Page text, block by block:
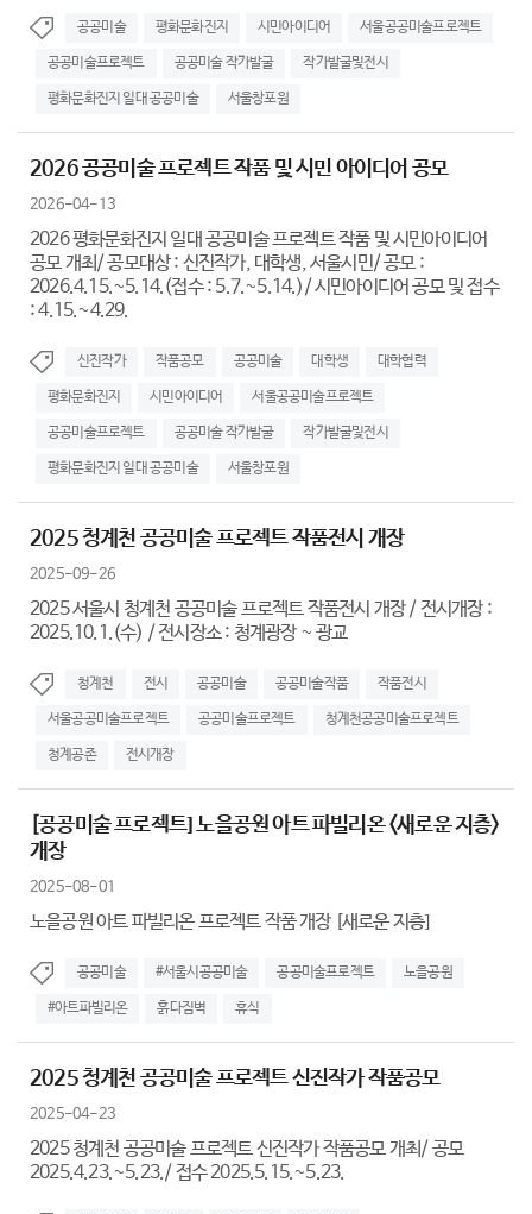
공공미술 평화문화진지 시민아이디어 서울공공미술프로젝트
공공미술프로젝트 공공미술 작가발굴 작가발굴및전시
평화문화진지 일대 공공미술 서울창포원
2026 공공미술 프로젝트 작품 및 시민 아이디어 공모
2026-04-13
2026 평화문화진지 일대 공공미술 프로젝트 작품 및 시민아이디어
공모 개최/ 공모대상 : 신진작가, 대학생, 서울시민/ 공모 :
2026.4.15.~5.14.(접수 : 5.7.~5.14.)/ 시민아이디어 공모 및 접수
: 4.15.~4.29.
신진작가 작품공모 공공미술 대학생 대학협력
평화문화진지 시민아이디어 서울공공미술프로젝트
공공미술프로젝트 공공미술 작가발굴 작가발굴및전시
평화문화진지 일대 공공미술 서울창포원
2025 청계천 공공미술 프로젝트 작품전시 개장
2025-09-26
2025 서울시 청계천 공공미술 프로젝트 작품전시 개장 / 전시개장 :
2025.10.1.(수) / 전시장소 : 청계광장 ~ 광교
청계천 전시 공공미술 공공미술작품 작품전시
서울공공미술프로젝트 공공미술프로젝트 청계천공공미술프로젝트
청계공존 전시개장
[공공미술 프로젝트] 노을공원 아트 파빌리온 <새로운 지층>
개장
2025-08-01
노을공원 아트 파빌리온 프로젝트 작품 개장 [새로운 지층]
공공미술 #서울시공공미술 공공미술프로젝트 노을공원
#아트파빌리온 흙다짐벽 휴식
2025 청계천 공공미술 프로젝트 신진작가 작품공모
2025-04-23
2025 청계천 공공미술 프로젝트 신진작가 작품공모 개최/ 공모
2025.4.23.~5.23./ 접수 2025.5.15.~5.23.